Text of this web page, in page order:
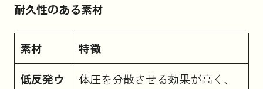
耐久性のある素材
素材
特徴
低反発ウ
体圧を分散させる効果が高く、